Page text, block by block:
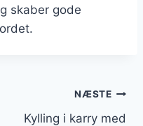
skaber gode
NÆSTE
Kylling i karry med